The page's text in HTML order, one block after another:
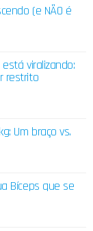
(e NÃO é
viralizando:
restrito
Um braço vs.
Bíceps que se